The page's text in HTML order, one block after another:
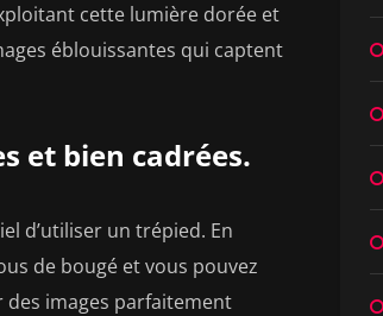
cette lumière dorée et
éblouissantes qui captent
et bien cadrées.
d’utiliser un trépied. En
de bougé et vous pouvez
des images parfaitement